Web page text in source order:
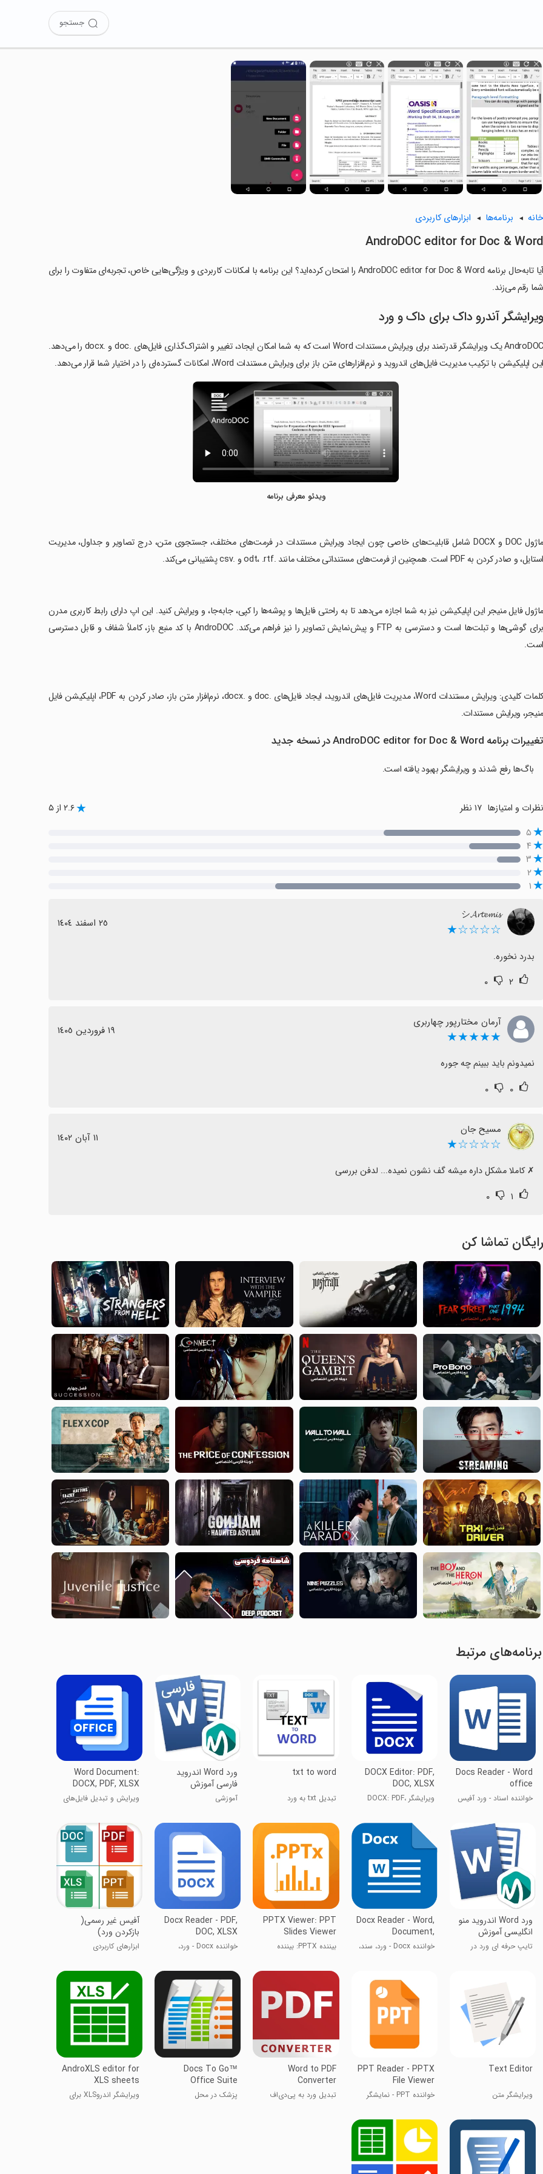
جستجو
خانه برنامه‌ها ابزارهای کاربردی
AndroDOC editor for Doc & Word
آیا تابه‌حال برنامه AndroDOC editor for Doc & Word را امتحان کرده‌اید؟ این برنامه با امکانات کاربردی و ویژگی‌هایی خاص، تجربه‌ای متفاوت را برای
شما رقم می‌زند.
ویرایشگر آندرو داک برای داک و ورد
AndroDOC یک ویرایشگر قدرتمند برای ویرایش مستندات Word است که به شما امکان ایجاد، تغییر و اشتراک‌گذاری فایل‌های .doc و .docx را می‌دهد.
این اپلیکیشن با ترکیب مدیریت فایل‌های اندروید و نرم‌افزارهای متن باز برای ویرایش مستندات Word، امکانات گسترده‌ای را در اختیار شما قرار می‌دهد.
ویدئو معرفی برنامه
‏ماژول DOC و DOCX شامل قابلیت‌های خاصی چون ایجاد ویرایش مستندات در فرمت‌های مختلف، جستجوی متن، درج تصاویر و جداول، مدیریت
استایل، و صادر کردن به PDF است. همچنین از فرمت‌های مستنداتی مختلف مانند .odt، .rtf و .csv پشتیبانی می‌کند.
‏ماژول فایل منیجر این اپلیکیشن نیز به شما اجازه می‌دهد تا به راحتی فایل‌ها و پوشه‌ها را کپی، جابه‌جا، و ویرایش کنید. این اپ دارای رابط کاربری مدرن
برای گوشی‌ها و تبلت‌ها است و دسترسی به FTP و پیش‌نمایش تصاویر را نیز فراهم می‌کند. AndroDOC با کد منبع باز، کاملاً شفاف و قابل دسترسی
است.
‏کلمات کلیدی: ویرایش مستندات Word، مدیریت فایل‌های اندروید، ایجاد فایل‌های .doc و .docx، نرم‌افزار متن باز، صادر کردن به PDF، اپلیکیشن فایل
منیجر، ویرایش مستندات.
تغییرات برنامه AndroDOC editor for Doc & Word در نسخه جدید
باگ‌ها رفع شدند و ویرایشگر بهبود یافته است.
نظرات و امتیازها ۱۷ نظر ۲.۶ از ۵
۵
۴
۳
۲
۱
シ︎𝓐𝓻𝓽𝓮𝓶𝓲𝓼
☆☆☆☆★ ٢٥ اسفند ١٤٠٤
بدرد نخوره.
۲ ۰
آرمان مختارپور چهاربری
★★★★★ ١٩ فروردین ١٤٠٥
نمیدونم باید ببینم چه جوره
۰ ۰
مسیح جان
☆☆☆☆★ ١١ آبان ١٤٠٢
‏✗ کاملا مشکل داره میشه گف نشون نمیده... لدفن بررسی
۱ ۰
رایگان تماشا کن
برنامه‌های مرتبط
Docs Reader - Word
office
خواننده اسناد - ورد آفیس
DOCX Editor: PDF,
DOC, XLSX
ویرایشگر DOCX: PDF،
txt to word
تبدیل txt به ورد
‏ورد Word اندروید
فارسی آموزش
آموزشی
Word Document:
DOCX, PDF, XLSX
ویرایش و تبدیل فایل‌های
‏ورد Word اندروید منو
انگلیسی آموزش
تایپ حرفه ای ورد در
Docx Reader - Word,
Document,
خواننده Docx - ورد، سند،
PPTX Viewer: PPT
Slides Viewer
بیننده PPTX: بیننده
Docx Reader - PDF,
DOC, XLSX
خواننده Docx - ورد،
آفیس غیر رسمی(
بازکردن ورد)
ابزارهای کاربردی
Text Editor
ویرایشگر متن
PPT Reader - PPTX
File Viewer
خواننده PPT - نمایشگر
Word to PDF
Converter
تبدیل ورد به پی‌دی‌اف
Docs To Go™
Office Suite
پزشک در محل
AndroXLS editor for
XLS sheets
ویرایشگر اندروXLS برای